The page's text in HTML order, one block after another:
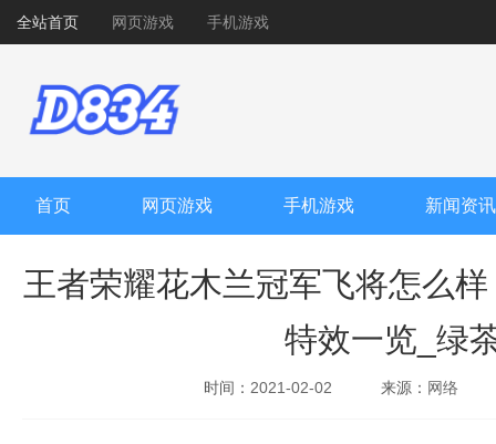
全站首页 网页游戏 手机游戏
首页 网页游戏 手机游戏 新闻资讯
王者荣耀花木兰冠军飞将怎么
特效一览_绿
时间： 2021-02-02 来源： 网络